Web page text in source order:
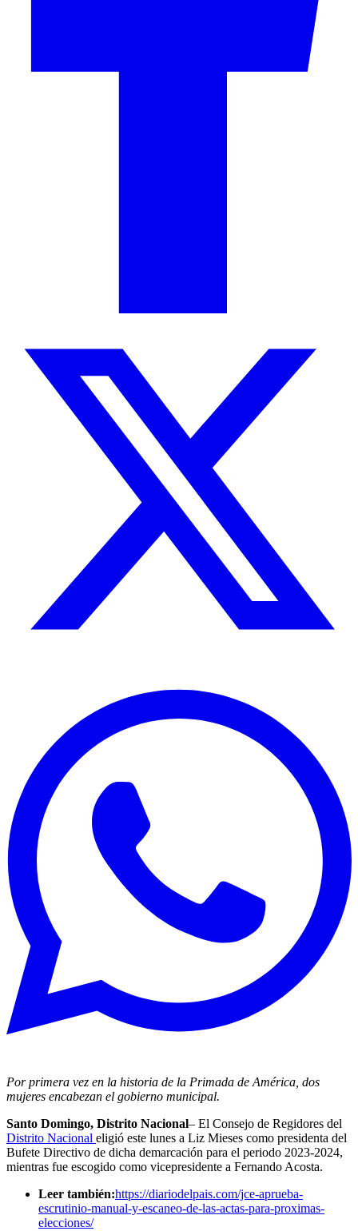
Por primera vez en la historia de la Primada de América, dos
mujeres encabezan el gobierno municipal.
Santo Domingo, Distrito Nacional– El Consejo de Regidores del
Distrito Nacional eligió este lunes a Liz Mieses como presidenta del
Bufete Directivo de dicha demarcación para el periodo 2023-2024,
mientras fue escogido como vicepresidente a Fernando Acosta.
Leer también:https://diariodelpais.com/jce-aprueba-
escrutinio-manual-y-escaneo-de-las-actas-para-proximas-
elecciones/